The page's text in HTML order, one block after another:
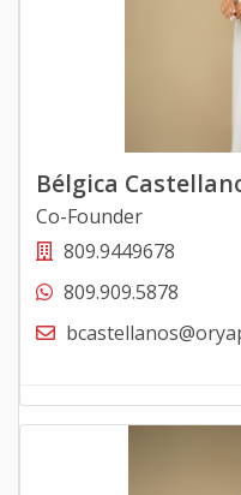
Bélgica
Co-Founder
809.9449678
809.909.5878